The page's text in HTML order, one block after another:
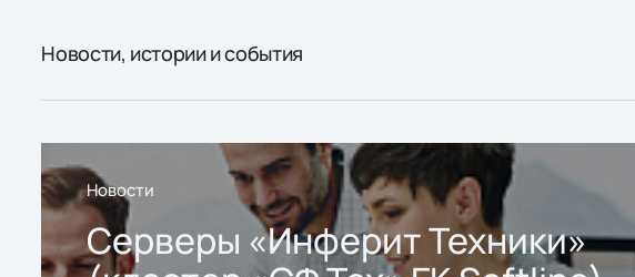
Новости, истории и события
Новости
Серверы «Инферит Техники»